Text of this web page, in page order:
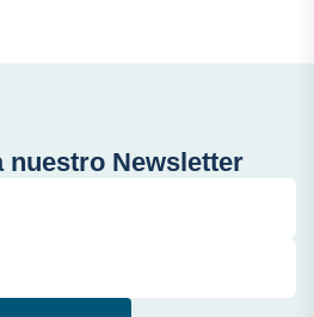
nuestro Newsletter